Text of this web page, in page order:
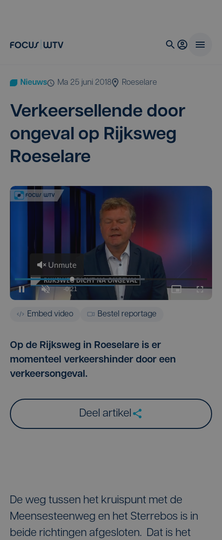
Nieuws ma 25 juni 2018 Roeselare
Ver­keers­el­len­de door
onge­val op Rijks­weg
Roeselare
Embed video Bestel reportage
Op de Rijksweg in Roeselare is er
momenteel verkeershinder door een
verkeersongeval.
Deel artikel
De weg tussen het kruispunt met de
Meensesteenweg en het Sterrebos is in
beide richtingen afgesloten. Dat is het